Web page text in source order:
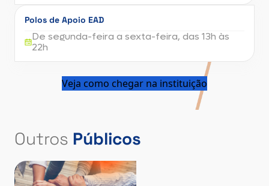
Polos de Apoio EAD
De segunda-feira a sexta-feira, das 13h às
22h
Veja como chegar na instituição
Outros Públicos